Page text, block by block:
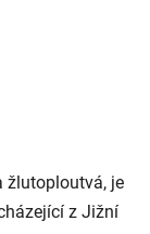
žlutoploutvá, je
z Jižní